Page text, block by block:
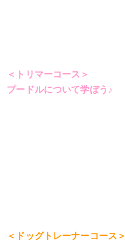
＜トリマーコース＞
プードルについて学ぼう♪
＜ドッグトレーナーコース＞